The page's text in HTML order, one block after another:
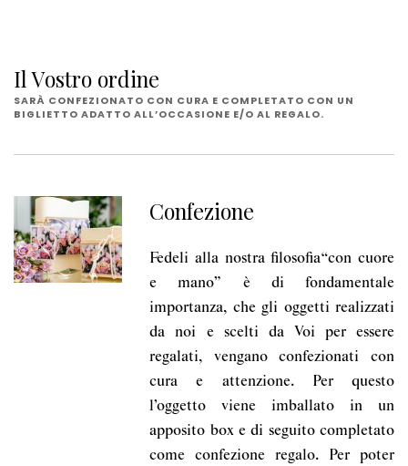
Il Vostro ordine
SARÀ CONFEZIONATO CON CURA E COMPLETATO CON UN
BIGLIETTO ADATTO ALL’OCCASIONE E/O AL REGALO.
Confezione
Fedeli alla nostra filosofia“con cuore
e mano” è di fondamentale
importanza, che gli oggetti realizzati
da noi e scelti da Voi per essere
regalati, vengano confezionati con
cura e attenzione. Per questo
l’oggetto viene imballato in un
apposito box e di seguito completato
come confezione regalo. Per poter